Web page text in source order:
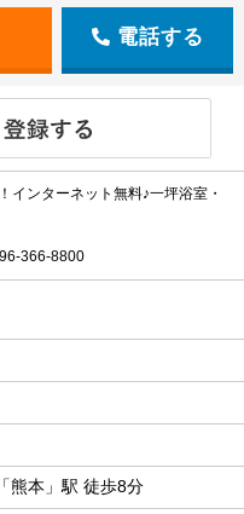
電話する
インターネット無料♪一坪浴室・
366-8800
熊本」駅 徒歩8分